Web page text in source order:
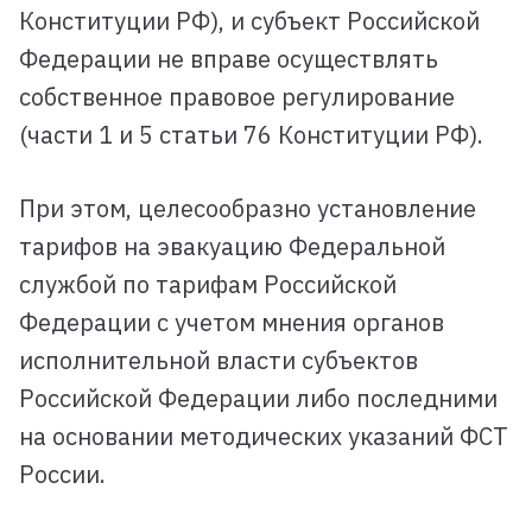
Конституции РФ), и субъект Российской
Федерации не вправе осуществлять
собственное правовое регулирование
(части 1 и 5 статьи 76 Конституции РФ).
При этом, целесообразно установление
тарифов на эвакуацию Федеральной
службой по тарифам Российской
Федерации с учетом мнения органов
исполнительной власти субъектов
Российской Федерации либо последними
на основании методических указаний ФСТ
России.